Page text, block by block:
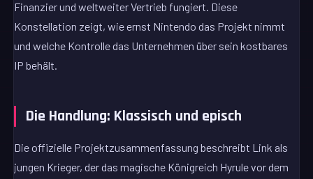
Finanzier und weltweiter Vertrieb fungiert. Diese
Konstellation zeigt, wie ernst Nintendo das Projekt nimmt
und welche Kontrolle das Unternehmen über sein kostbares
IP behält.
Die Handlung: Klassisch und episch
Die offizielle Projektzusammenfassung beschreibt Link als
jungen Krieger, der das magische Königreich Hyrule vor dem